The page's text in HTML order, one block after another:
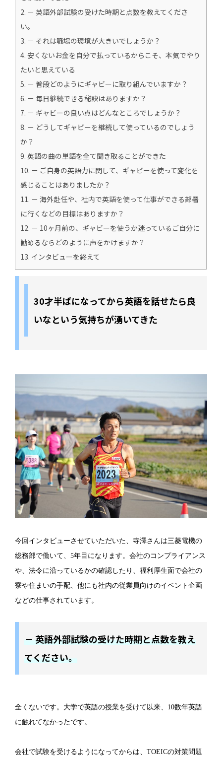
2. － 英語外部試験の受けた時期と点数を教えてくださ
い。
3. － それは職場の環境が大きいでしょうか？
4. 安くないお金を自分で払っているからこそ、本気でやり
たいと思えている
5. － 普段どのようにギャビーに取り組んでいますか？
6. － 毎日継続できる秘訣はありますか？
7. － ギャビーの良い点はどんなところでしょうか？
8. － どうしてギャビーを継続して使っているのでしょう
か？
9. 英語の曲の単語を全て聞き取ることができた
10. － ご自身の英語力に関して、ギャビーを使って変化を
感じることはありましたか？
11. － 海外赴任や、社内で英語を使って仕事ができる部署
に行くなどの目標はありますか？
12. － 10ヶ月前の、ギャビーを使うか迷っているご自分に
勧めるならどのように声をかけますか？
13. インタビューを終えて
30才半ばになってから英語を話せたら良
いなという気持ちが湧いてきた
今回インタビューさせていただいた、寺澤さんは三菱電機の
総務部で働いて、5年目になります。会社のコンプライアンス
や、法令に沿っているかの確認したり、福利厚生面で会社の
寮や住まいの手配、他にも社内の従業員向けのイベント企画
などの仕事されています。
－ 英語外部試験の受けた時期と点数を教え
てください。
全くないです。大学で英語の授業を受けて以来、10数年英語
に触れてなかったです。
会社で試験を受けるようになってからは、TOEICの対策問題